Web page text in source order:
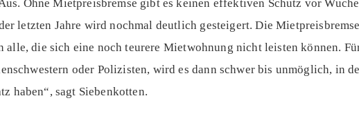
Ohne Mietpreisbremse gibt es keinen effektiven Schutz vor
letzten Jahre wird nochmal deutlich gesteigert. Die
alle, die sich eine noch teurere Mietwohnung nicht leisten können.
oder Polizisten, wird es dann schwer bis unmöglich, in
haben“, sagt Siebenkotten.